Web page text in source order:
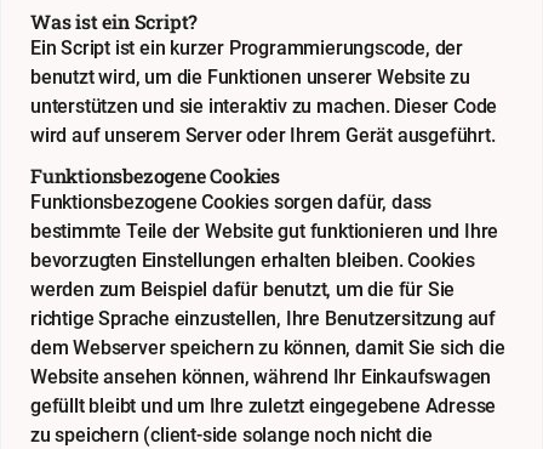
Was ist ein Script?
Ein Script ist ein kurzer Programmierungscode, der
benutzt wird, um die Funktionen unserer Website zu
unterstützen und sie interaktiv zu machen. Dieser Code
wird auf unserem Server oder Ihrem Gerät ausgeführt.
Funktionsbezogene Cookies
Funktionsbezogene Cookies sorgen dafür, dass
bestimmte Teile der Website gut funktionieren und Ihre
bevorzugten Einstellungen erhalten bleiben. Cookies
werden zum Beispiel dafür benutzt, um die für Sie
richtige Sprache einzustellen, Ihre Benutzersitzung auf
dem Webserver speichern zu können, damit Sie sich die
Website ansehen können, während Ihr Einkaufswagen
gefüllt bleibt und um Ihre zuletzt eingegebene Adresse
zu speichern (client-side solange noch nicht die